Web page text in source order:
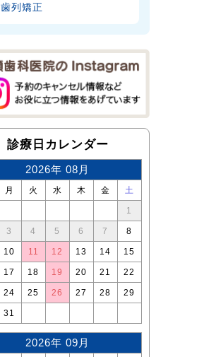
歯列矯正
診療日カレンダー
2026年 08月
月 火 水 木 金 土
1
3 4 5 6 7 8
10 11 12 13 14 15
17 18 19 20 21 22
24 25 26 27 28 29
31
2026年 09月